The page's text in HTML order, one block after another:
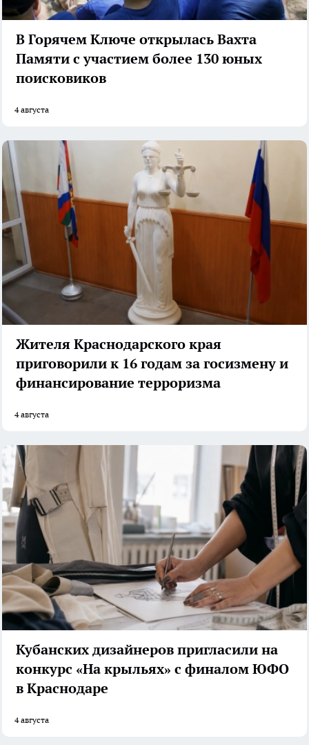
В Горячем Ключе открылась Вахта
Памяти с участием более 130 юных
поисковиков
4 августа
Жителя Краснодарского края
приговорили к 16 годам за госизмену и
финансирование терроризма
4 августа
Кубанских дизайнеров пригласили на
конкурс «На крыльях» с финалом ЮФО
в Краснодаре
4 августа